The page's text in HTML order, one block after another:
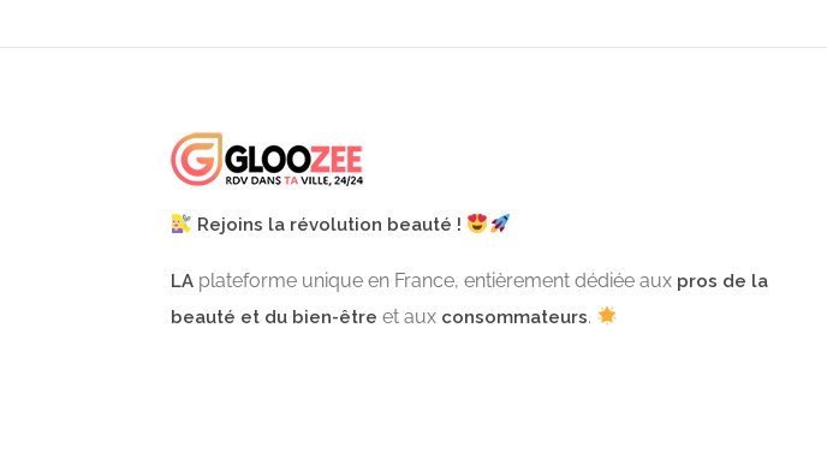
Rejoins la révolution beauté !
LA plateforme unique en France, entièrement dédiée aux pros de la
beauté et du bien-être et aux consommateurs.